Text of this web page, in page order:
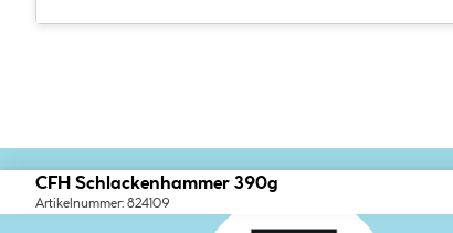
CFH Schlackenhammer 390g
Artikelnummer: 824109